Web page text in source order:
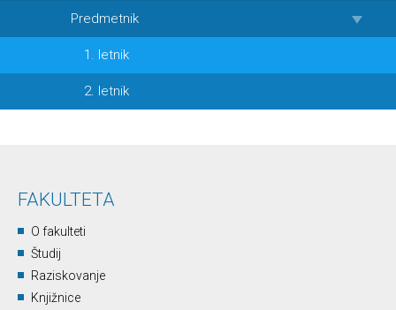
Predmetnik
1. letnik
2. letnik
FAKULTETA
O fakulteti
Študij
Raziskovanje
Knjižnice